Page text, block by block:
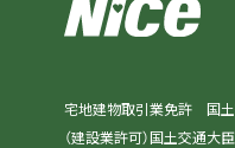
宅地建物取引業免許 国土
（建設業許可）国土交通